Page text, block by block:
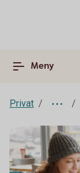
Meny
Privat